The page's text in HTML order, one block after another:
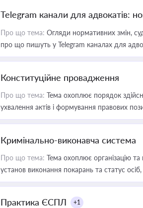
Telegram канали для адвокатів:
Про що тема: Огляди нормативних змін,
про що пишуть у Telegram каналах для
Конституційне провадження
Про що тема: Тема охоплює порядок
ухвалення актів і формування правових
Кримінально-виконавча система
Про що тема: Тема охоплює організацію та
установ виконання покарань та статус
Практика ЄСПЛ +1